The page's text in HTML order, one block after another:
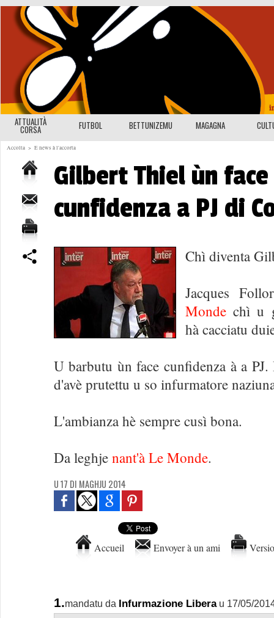
ATTUALITÀ
CORSA FUTBOL BETTUNIZEMU MAGAGNA
Accolta > E news à l'accorta
Gilbert Thiel ùn face
cunfidenza a PJ di
Chì diventa
Jacques
Mondechì u
hà cacciatu
U barbutu ùn face cunfidenza à a
d'avè prutettu u so infurmatore
L'ambianza hè sempre cusì bona.
Da leghje nant'à Le Monde.
U 17 DI MAGHJU 2014
Accueil Envoyer à un ami
1.mandatu da Infurmazione Libera u 17/05/